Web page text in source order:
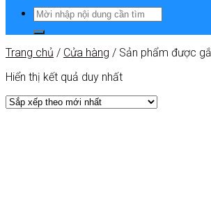
Trang chủ / Cửa hàng / Sản phẩm được
Hiển thị kết quả duy nhất